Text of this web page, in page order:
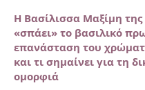
Η Βασίλισσα Μαξίμη
«σπάει» το βασιλικό
επανάσταση του
και τι σημαίνει για τη
ομορφιά